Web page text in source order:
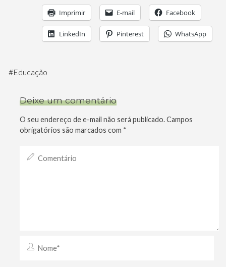
Imprimir E-mail Facebook
LinkedIn Pinterest WhatsApp
#Educação
Deixe um comentário
O seu endereço de e-mail não será publicado.Campos
obrigatórios são marcados com *